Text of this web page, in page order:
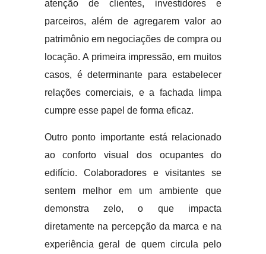
atenção de clientes, investidores e
parceiros, além de agregarem valor ao
patrimônio em negociações de compra ou
locação. A primeira impressão, em muitos
casos, é determinante para estabelecer
relações comerciais, e a fachada limpa
cumpre esse papel de forma eficaz.
Outro ponto importante está relacionado
ao conforto visual dos ocupantes do
edifício. Colaboradores e visitantes se
sentem melhor em um ambiente que
demonstra zelo, o que impacta
diretamente na percepção da marca e na
experiência geral de quem circula pelo